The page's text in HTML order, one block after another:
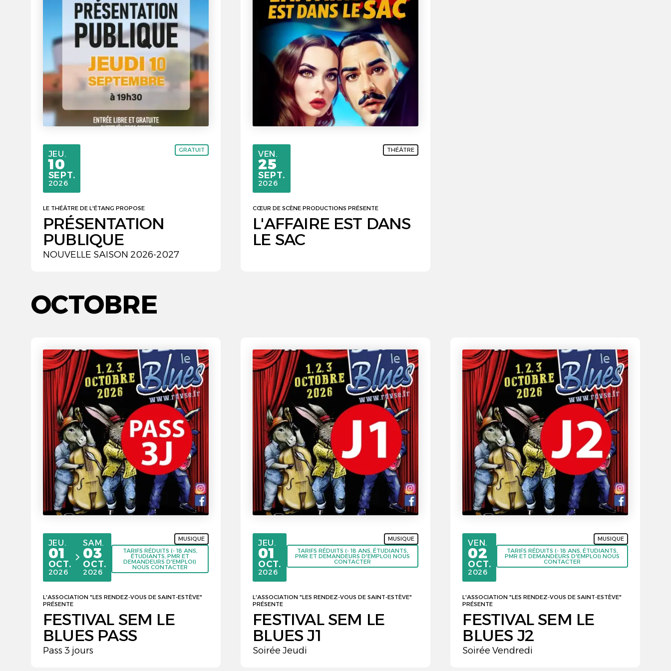
JEUDI
JEU.
10
SEPTEMBRE
SEPT.
2026
GRATUIT
LE THÉÂTRE DE L'ÉTANG PROPOSE
PRÉSENTATION
PUBLIQUE
NOUVELLE SAISON 2026-2027
VENDREDI
VEN.
25
SEPTEMBRE
SEPT.
2026
THÉÂTRE
CŒUR DE SCÈNE PRODUCTIONS PRÉSENTE
L'AFFAIRE EST DANS
LE SAC
OCTOBRE
du
JEUDI
JEU.
01
OCTOBRE
OCT.
2026
au
SAMEDI
SAM.
03
OCTOBRE
OCT.
2026
MUSIQUE
TARIFS RÉDUITS (- 18 ANS,
ÉTUDIANTS, PMR ET
DEMANDEURS D'EMPLOI)
NOUS CONTACTER
L'ASSOCIATION "LES RENDEZ-VOUS DE SAINT-ESTÈVE"
PRÉSENTE
FESTIVAL SEM LE
BLUES PASS
Pass 3 jours
JEUDI
JEU.
01
OCTOBRE
OCT.
2026
MUSIQUE
TARIFS RÉDUITS (- 18 ANS, ÉTUDIANTS,
PMR ET DEMANDEURS D'EMPLOI) NOUS
CONTACTER
L'ASSOCIATION "LES RENDEZ-VOUS DE SAINT-ESTÈVE"
PRÉSENTE
FESTIVAL SEM LE
BLUES J1
Soirée Jeudi
VENDREDI
VEN.
02
OCTOBRE
OCT.
2026
MUSIQUE
TARIFS RÉDUITS (- 18 ANS, ÉTUDIANTS,
PMR ET DEMANDEURS D'EMPLOI) NOUS
CONTACTER
L'ASSOCIATION "LES RENDEZ-VOUS DE SAINT-ESTÈVE"
PRÉSENTE
FESTIVAL SEM LE
BLUES J2
Soirée Vendredi